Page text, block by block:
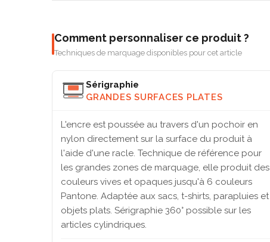
Comment personnaliser ce produit ?
Techniques de marquage disponibles pour cet article
Sérigraphie
GRANDES SURFACES PLATES
L'encre est poussée au travers d'un pochoir en
nylon directement sur la surface du produit à
l'aide d'une racle. Technique de référence pour
les grandes zones de marquage, elle produit des
couleurs vives et opaques jusqu'à 6 couleurs
Pantone. Adaptée aux sacs, t-shirts, parapluies et
objets plats. Sérigraphie 360° possible sur les
articles cylindriques.